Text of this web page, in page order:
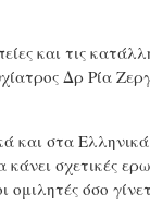
και τις
Δρ Ρία
και στα
σχετικές
όσο